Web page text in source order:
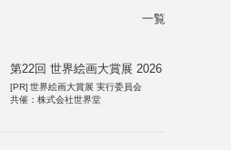
一覧
第22回 世界絵画大賞展 2026
[PR] 世界絵画大賞展 実行委員会
共催：株式会社世界堂